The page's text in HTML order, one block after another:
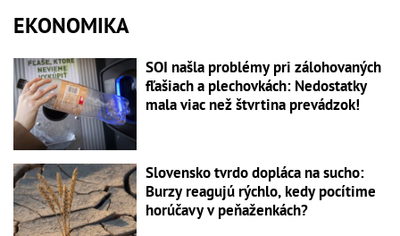
EKONOMIKA
SOI našla problémy pri zálohovaných
fľašiach a plechovkách: Nedostatky
mala viac než štvrtina prevádzok!
Slovensko tvrdo dopláca na sucho:
Burzy reagujú rýchlo, kedy pocítime
horúčavy v peňaženkách?